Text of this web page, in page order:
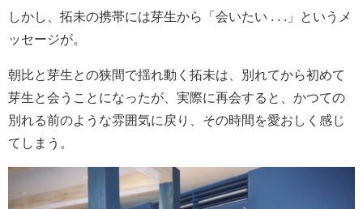
しかし、拓未の携帯には芽生から「会いたい . . .」というメ
ッセージが。
朝比と芽生との狭間で揺れ動く拓未は、別れてから初めて
芽生と会うことになったが、実際に再会すると、かつての
別れる前のような雰囲気に戻り、その時間を愛おしく感じ
てしまう。